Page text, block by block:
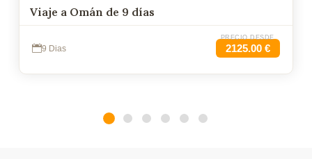
Viaje a Omán de 9 días
9 Dias
PRECIO DESDE
2125.00 €